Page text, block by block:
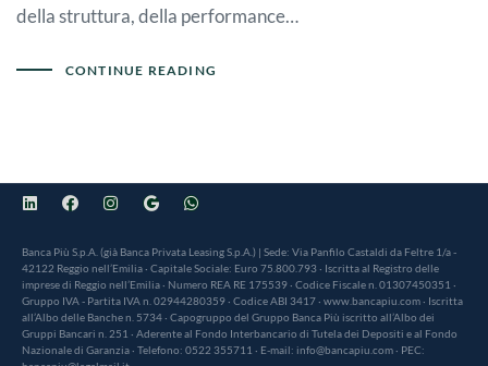
della struttura, della performance…
CONTINUE READING
Banca Più S.p.A. (già Banca Privata Leasing S.p.A.) | Sede: Via Panfilo Castaldi da Feltre 1/a -
42122 Reggio nell’Emilia · Capitale Sociale: Euro 75.800.793 · Iscritta al Registro delle
imprese di Reggio nell’Emilia · Numero REA RE 175539 · Codice Fiscale n. 01307450351 ·
Gruppo IVA - Partita IVA n. 02944280359 · Codice ABI 3417 · www.bancapiu.com · Iscritta
all’Albo delle Banche n. 5734 · Capogruppo del Gruppo Banca Più iscritto all’Albo dei
Gruppi Bancari n. 251 · Aderente al Fondo Interbancario di Tutela dei Depositi e al Fondo
Nazionale di Garanzia · Telefono: 0522 355711 · E-mail: info@bancapiu.com · PEC: